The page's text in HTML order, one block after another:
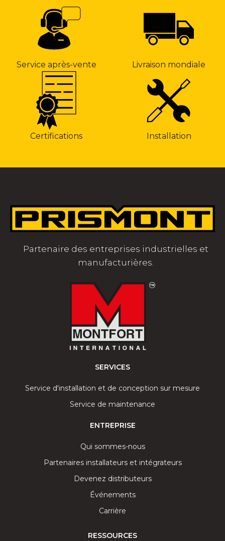
Service après-vente Livraison mondiale
Certifications Installation
Partenaire des entreprises industrielles et
manufacturières.
SERVICES
Service d'installation et de conception sur mesure
Service de maintenance
ENTREPRISE
Qui sommes-nous
Partenaires installateurs et intégrateurs
Devenez distributeurs
Événements
Carrière
RESSOURCES